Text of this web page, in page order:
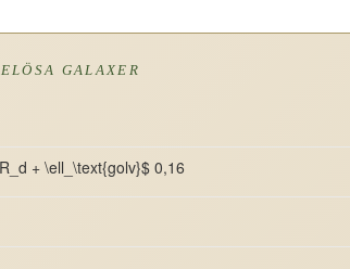
GALAXER
+ \ell_\text{golv}$ 0,16